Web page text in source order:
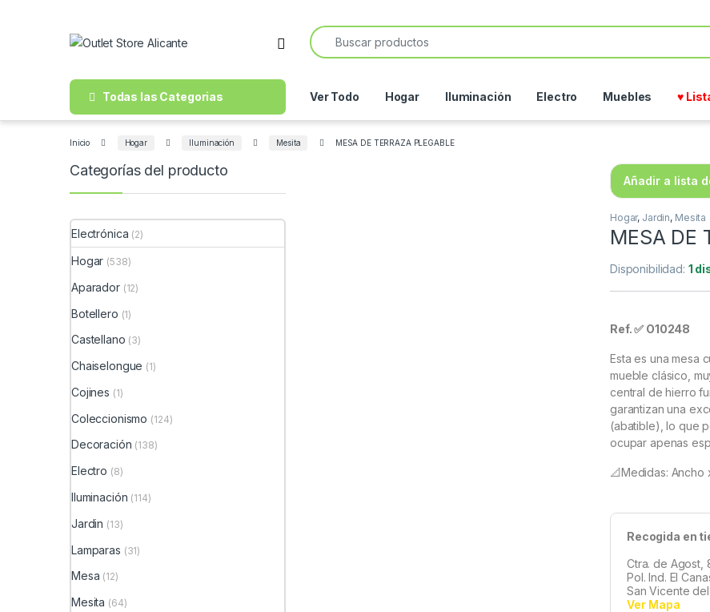
Open
Search for:
Todas las Categorias Ver Todo Hogar Iluminación Electro Muebles ♥
Inicio Hogar Iluminación Mesita MESA DE TERRAZA PLEGABLE
Añadir a lista
Hogar, Jardin, Mesita
MESA DE
Disponibilidad: 1
Ref. ✅ O10248
Esta es unamesa
mueble clásico,
central de hierro
garantizan una
(abatible), lo que
ocupar apenas
📐Medidas: Ancho
Recogida en
Ctra. de Agost,
Pol. Ind. El
San Vicente
Ver Mapa
Categorías del producto
Electrónica (2)
Hogar (538)
Aparador (12)
Botellero (1)
Castellano (3)
Chaiselongue (1)
Cojines (1)
Coleccionismo (124)
Decoración (138)
Electro (8)
Iluminación (114)
Jardin (13)
Lamparas (31)
Mesa (12)
Mesita (64)